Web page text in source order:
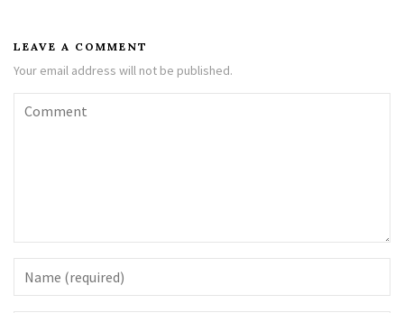
LEAVE A COMMENT
Your email address will not be published.